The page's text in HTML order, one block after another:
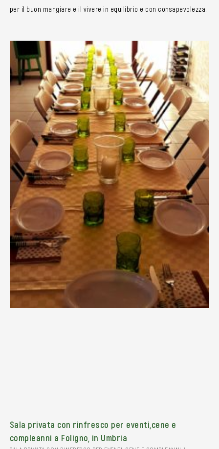
per il buon mangiare e il vivere in equilibrio e con consapevolezza.
Sala privata con rinfresco per eventi,cene e
compleanni a Foligno, in Umbria